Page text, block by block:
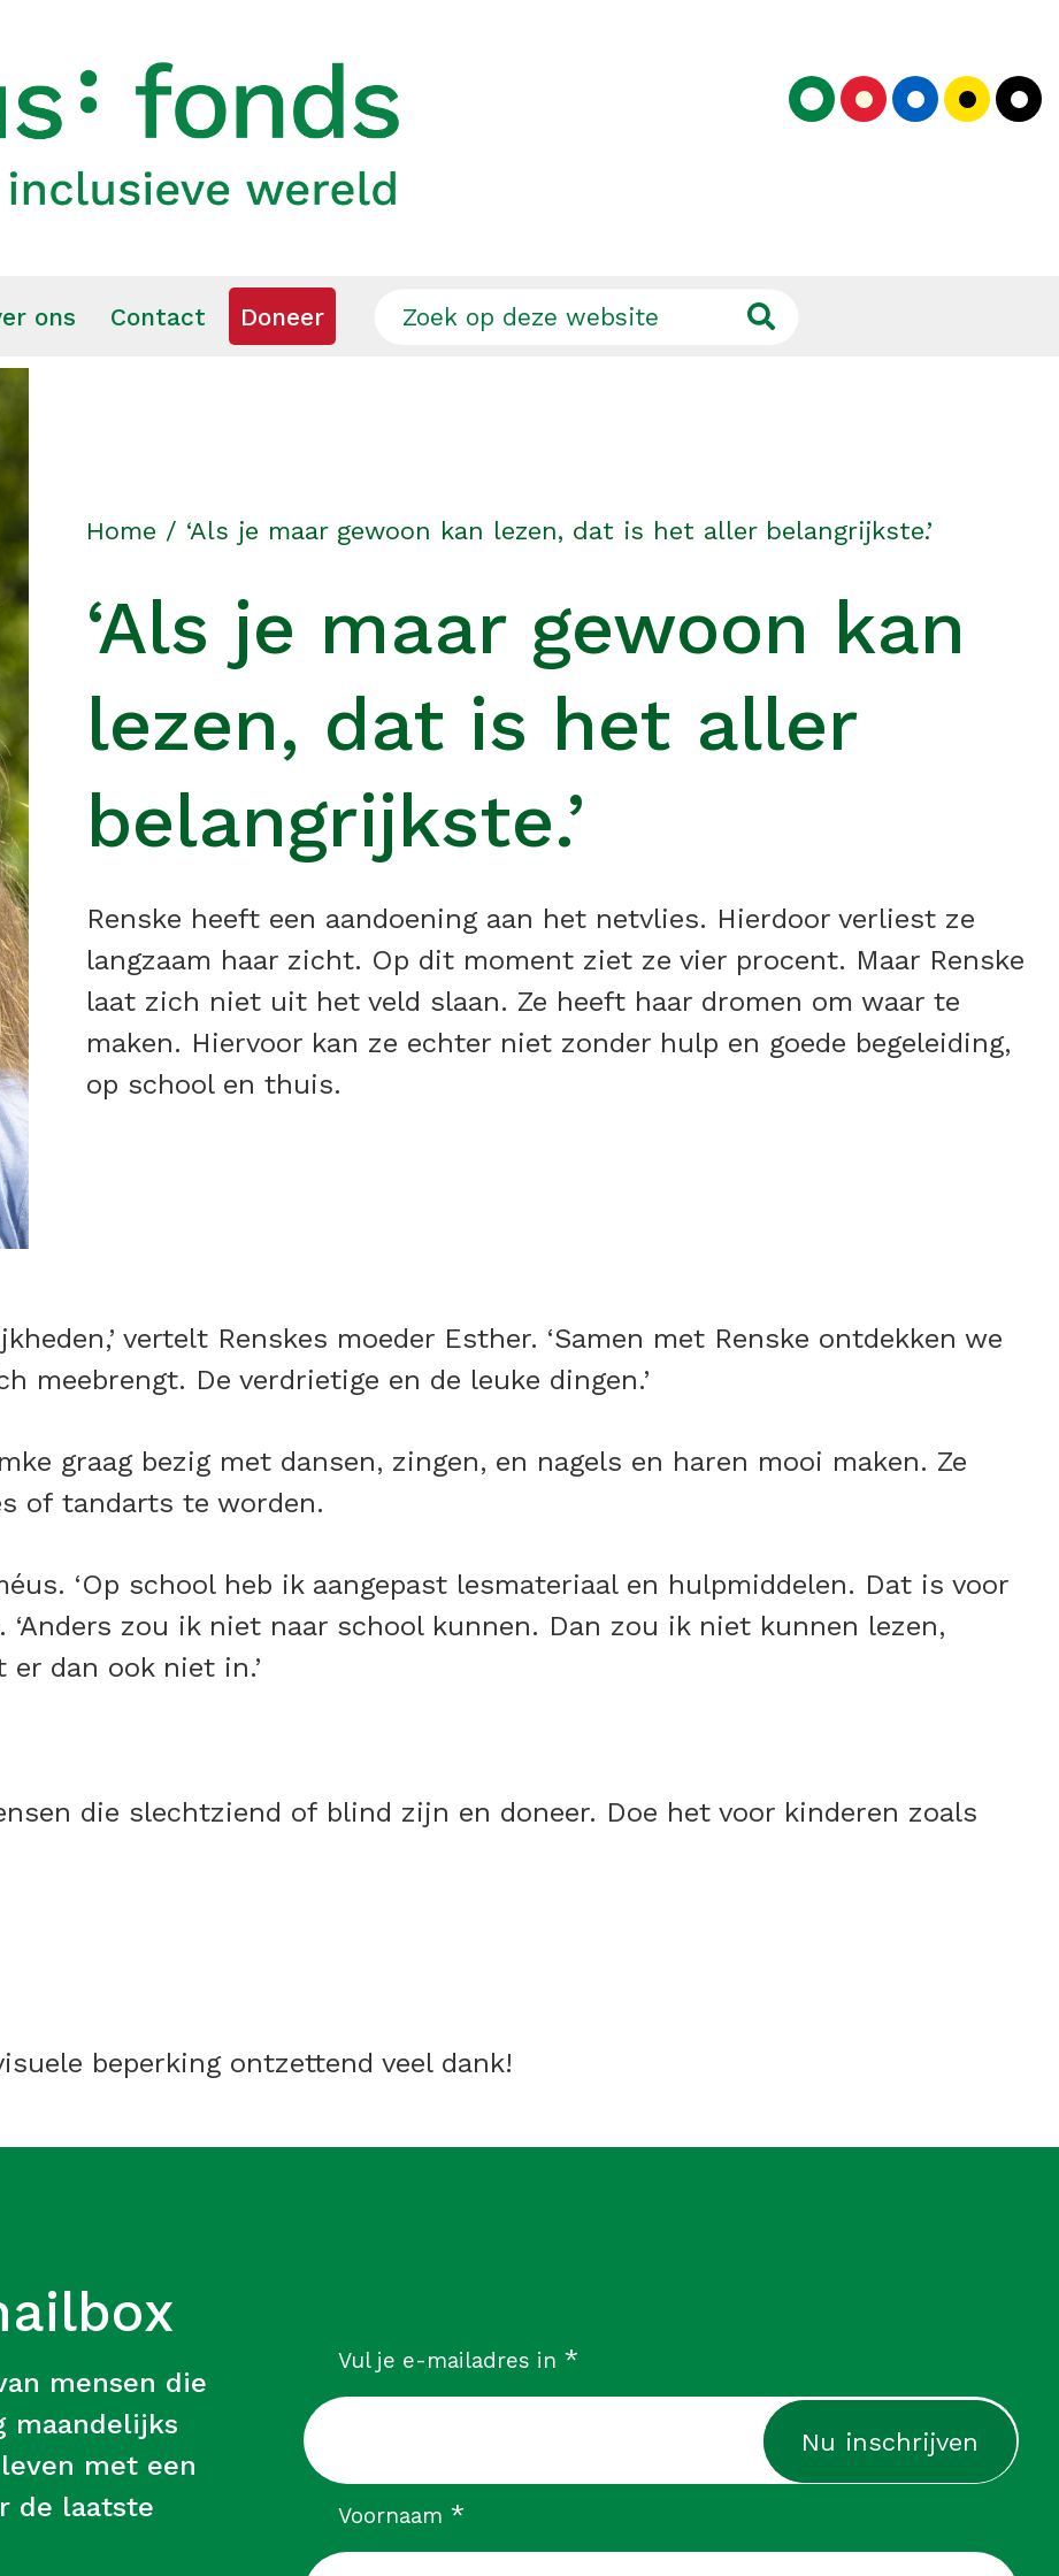
ons Contact Doneer
Home / ‘Als je maar gewoon kan lezen, dat is het aller belangrijkste.’
‘Als je maar gewoon kan
lezen, dat is het aller
belangrijkste.’
Renske heeft een aandoening aan het netvlies. Hierdoor verliest ze
langzaam haar zicht. Op dit moment ziet ze vier procent. Maar Renske
laat zich niet uit het veld slaan. Ze heeft haar dromen om waar te
maken. Hiervoor kan ze echter niet zonder hulp en goede begeleiding,
op school en thuis.
vertelt Renskes moeder Esther. ‘Samen met Renske ontdekken we
meebrengt. De verdrietige en de leuke dingen.’
graag bezig met dansen, zingen, en nagels en haren mooi maken. Ze
of tandarts te worden.
‘Op school heb ik aangepast lesmateriaal en hulpmiddelen. Dat is voor
‘Anders zou ik niet naar school kunnen. Dan zou ik niet kunnen lezen,
dan ook niet in.’
die slechtziend of blind zijn en doneer. Doe het voor kinderen zoals
beperking ontzettend veel dank!
mensen die
maandelijks
met een
de laatste
Vul je e-mailadres in *verplicht
Voornaam *verplicht